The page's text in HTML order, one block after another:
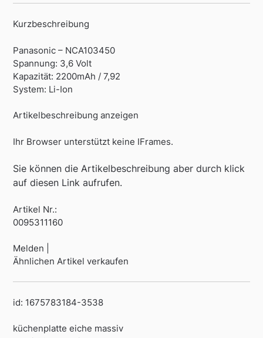
Kurzbeschreibung
Panasonic – NCA103450
Spannung: 3,6 Volt
Kapazität: 2200mAh / 7,92
System: Li-Ion
Artikelbeschreibung anzeigen
Ihr Browser unterstützt keine IFrames.
Sie können die Artikelbeschreibung aber durch klick
auf diesen Link aufrufen.
Artikel Nr.:
0095311160
Melden |
Ähnlichen Artikel verkaufen
id: 1675783184-3538
küchenplatte eiche massiv